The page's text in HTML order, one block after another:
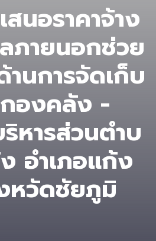
สนอราคาจ้าง
ภายนอกช่วย
านการจัดเก็บ
กองคลัง -
หารส่วนตําบ
อำเภอแก้ง
หวัดชัยภูมิ